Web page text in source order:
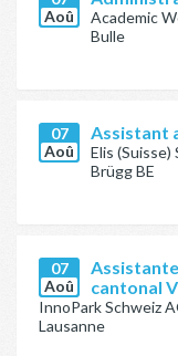
Aoû
Academic
Bulle
07
Aoû
Assistant
Elis (Suisse)
Brügg BE
07
Aoû
cantonal
InnoPark Schweiz
Lausanne